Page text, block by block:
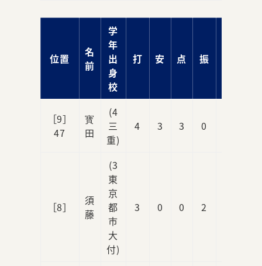
位置
名
前
学
年
出
身
校
打 安 点 振
［9］
47
寳
田
(4
三
重)
4 3 3 0
［8］
須
藤
(3
東
京
都
市
大
付)
3 0 0 2